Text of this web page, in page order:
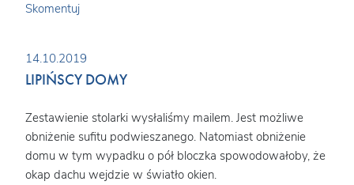
Skomentuj
14.10.2019
LIPIŃSCY DOMY
Zestawienie stolarki wysłaliśmy mailem. Jest możliwe
obniżenie sufitu podwieszanego. Natomiast obniżenie
domu w tym wypadku o pół bloczka spowodowałoby, że
okap dachu wejdzie w światło okien.